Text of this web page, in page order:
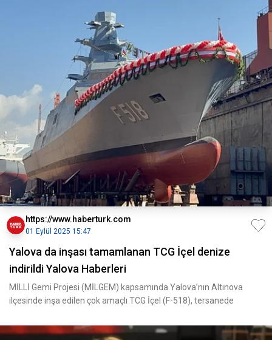
https://www.haberturk.com
01 Eylül 2025 15:47
Yalova da inşası tamamlanan TCG İçel denize
indirildi Yalova Haberleri
MİLLİ Gemi Projesi (MİLGEM) kapsamında Yalova’nın Altınova
ilçesinde inşa edilen çok amaçlı TCG İçel (F-518), tersanede